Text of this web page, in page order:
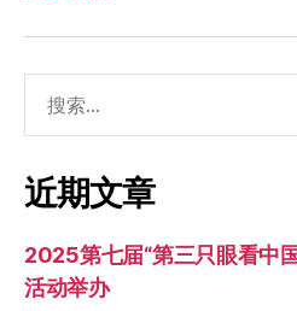
索：
近期文章
2025第七届“第三只眼看中
活动举办